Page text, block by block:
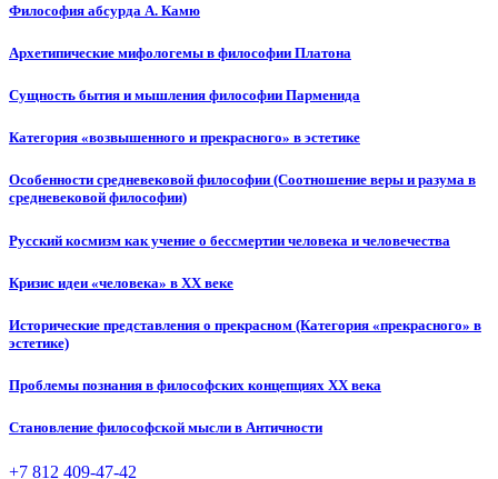
Философия абсурда А. Камю
Архетипические мифологемы в философии Платона
Сущность бытия и мышления философии Парменида
Категория «возвышенного и прекрасного» в эстетике
Особенности средневековой философии (Соотношение веры и разума в
средневековой философии)
Русский космизм как учение о бессмертии человека и человечества
Кризис идеи «человека» в XX веке
Исторические представления о прекрасном (Категория «прекрасного» в
эстетике)
Проблемы познания в философских концепциях XX века
Становление философской мысли в Античности
+7 812 409-47-42